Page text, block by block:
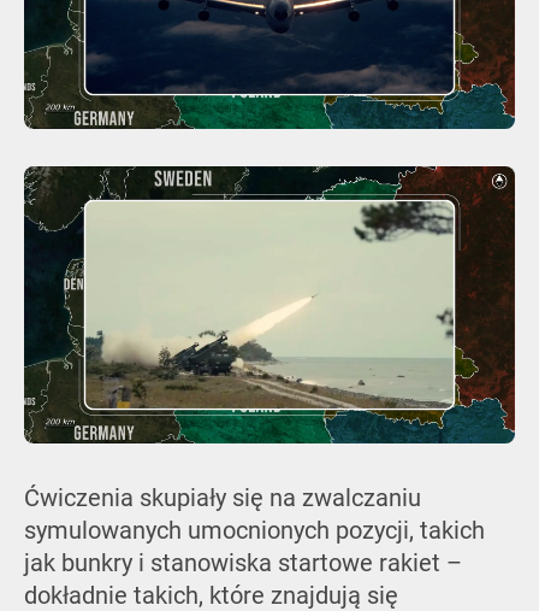
Ćwiczenia skupiały się na zwalczaniu
symulowanych umocnionych pozycji, takich
jak bunkry i stanowiska startowe rakiet –
dokładnie takich, które znajdują się